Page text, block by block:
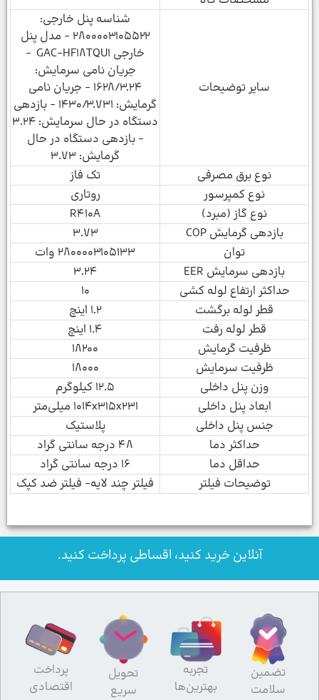
شناسه پنل خارجی:
۲۸۰۰۰۰۳۱۰۵۵۲۲ - مدل پنل
خارجی GAC-HF۱۸TQU۱ -
جریان نامی سرمایش:
۱۶۲۸/۳.۲۴ - جریان نامی
گرمایش: ۱۴۳۰/۳.۷۳۱ - بازدهی
دستگاه در حال سرمایش: ۳.۲۴
- بازدهی دستگاه در حال
گرمایش: ۳.۷۳
سایر توضیحات
تک فاز
نوع برق مصرفی
روتاری
نوع کمپرسور
R۴۱۰A
نوع گاز (مبرد)
۳.۷۳
بازدهی گرمایش COP
۲۸۰۰۰۰۳۱۰۵۱۳۳ وات
توان
۳.۲۴
بازدهی سرمایش EER
۱۰
حداکثر ارتفاع لوله کشی
۱.۲ اینچ
قطر لوله برگشت
۱.۴ اینچ
قطر لوله رفت
۱۸۲۰۰
ظرفیت گرمایش
۱۸۰۰۰
ظرفیت سرمایش
۱۲.۵ کیلوگرم
وزن پنل داخلی
۱۰۱۴x۳۱۵x۲۳۱ میلی‌متر
ابعاد پنل داخلی
پلاستیک
جنس پنل داخلی
۴۸ درجه سانتی گراد
حداکثر دما
۱۶ درجه سانتی گراد
حداقل دما
فیلتر چند لایه- فیلتر ضد کپک
توضیحات فیلتر
آنلاین خرید کنید، اقساطی پرداخت کنید.
تضمین
سلامت
تجربه
بهترین‌ها
تحویل
سریع
پرداخت
اقتصادی